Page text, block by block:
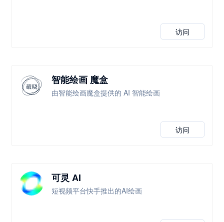
访问
智能绘画 魔盒
由智能绘画魔盒提供的 AI 智能绘画
访问
可灵 AI
短视频平台快手推出的AI绘画